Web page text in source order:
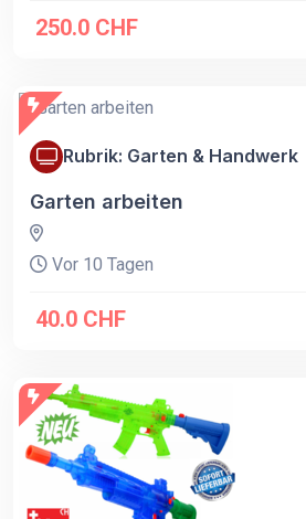
250.0 CHF
Rubrik: Garten & Handwerk
Garten arbeiten
Vor 10 Tagen
40.0 CHF